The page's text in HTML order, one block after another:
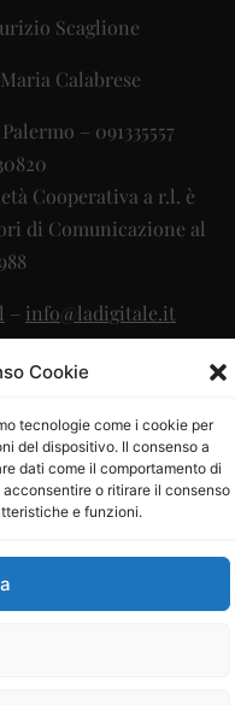
Cookie
tecnologie come i cookie per
del dispositivo. Il consenso a
dati come il comportamento di
o ritirare il consenso
e funzioni.
Scaglione
Calabrese
– 091335557
Cooperativa a r.l. è
di Comunicazione al
– info@ladigitale.it